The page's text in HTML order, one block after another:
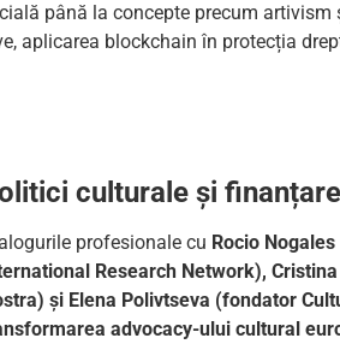
până la concepte precum
aplicarea blockchain în protecția
culturale și
profesionale cu Rocio
Research Network),
și Elena Polivtseva (fondator
advocacy-ului cultural